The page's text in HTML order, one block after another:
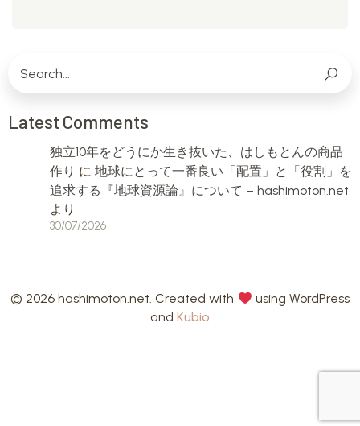
Latest Comments
独立10年をどうにか生き抜いた、はしもとんの商品
作り に 地球にとって一番良い「配置」と「役割」を
追求する『地球資源論』について – hashimoton.net
より
30/07/2026
© 2026 hashimoton.net. Created with
using WordPress
and Kubio